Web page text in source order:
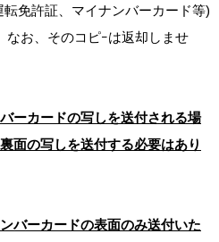
免許証、マイナンバーカード等)
なお、そのコピｰは返却しませ
ーカードの写しを送付される場
面の写しを送付する必要はあり
バーカードの表面のみ送付いた